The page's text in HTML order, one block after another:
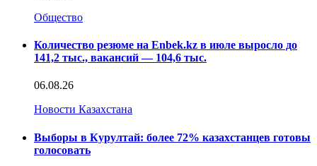
Общество
Количество резюме на Enbek.kz в июле выросло до
141,2 тыс., вакансий — 104,6 тыс.
06.08.26
Новости Казахстана
Выборы в Курултай: более 72% казахстанцев готовы
голосовать